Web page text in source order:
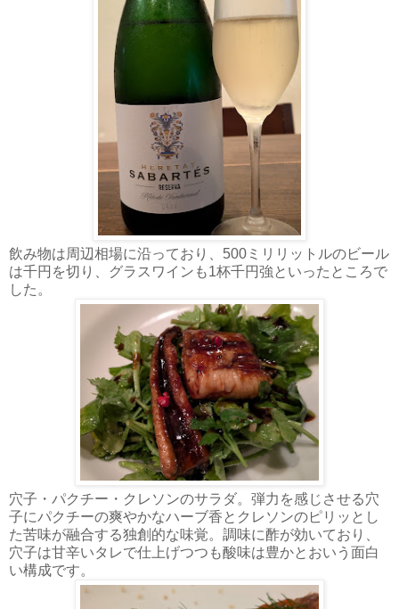
飲み物は周辺相場に沿っており、500ミリリットルのビール
は千円を切り、グラスワインも1杯千円強といったところで
した。
穴子・パクチー・クレソンのサラダ。弾力を感じさせる穴
子にパクチーの爽やかなハーブ香とクレソンのピリッとし
た苦味が融合する独創的な味覚。調味に酢が効いており、
穴子は甘辛いタレで仕上げつつも酸味は豊かとおいう面白
い構成です。